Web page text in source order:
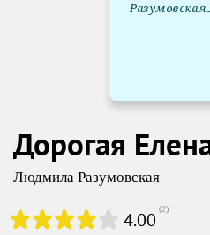
Дорогая
Людмила Разумовская
4.00 (2)